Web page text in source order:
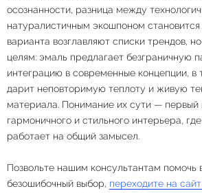
осознанности, разница между
натуралистичным экошпоном
варианта возглавляют списки трендов,
целям: эмаль предлагает безграничную
интеграцию в современные концепции, в
дарит неповторимую теплоту и живую
материала. Понимание их сути — первый
гармоничного и стильного интерьера,
работает на общий замысел.
Позвольте нашим консультантам помочь
безошибочный выбор, переходите на